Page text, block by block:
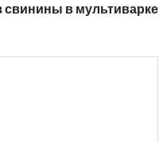
свинины в мультиварке